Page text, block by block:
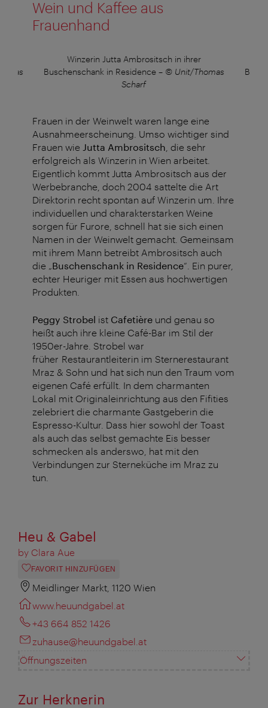
Wein und Kaffee aus
Frauenhand
Winzerin Jutta Ambrositsch in ihrer
Buschenschank in Residence– © Unit/Thomas
Scharf
Frauen in der Weinwelt waren lange eine
Ausnahmeerscheinung. Umso wichtiger sind
Frauen wie Jutta Ambrositsch , die sehr
erfolgreich als Winzerin in Wien arbeitet.
Eigentlich kommt Jutta Ambrositsch aus der
Werbebranche, doch 2004 sattelte die Art
Direktorin recht spontan auf Winzerin um. Ihre
individuellen und charakterstarken Weine
sorgen für Furore, schnell hat sie sich einen
Namen in der Weinwelt gemacht. Gemeinsam
mit ihrem Mann betreibt Ambrositsch auch
die „Buschenschank in Residence“. Ein purer,
echter Heuriger mit Essen aus hochwertigen
Produkten.
Peggy Strobel ist Cafetière und genau so
heißt auch ihre kleine Café-Bar im Stil der
1950er-Jahre. Strobel war
früher Restaurantleiterin im Sternerestaurant
Mraz & Sohn und hat sich nun den Traum vom
eigenen Café erfüllt. In dem charmanten
Lokal mit Originaleinrichtung aus den Fifities
zelebriert die charmante Gastgeberin die
Espresso-Kultur. Dass hier sowohl der Toast
als auch das selbst gemachte Eis besser
schmecken als anderswo, hat mit den
Verbindungen zur Sterneküche im Mraz zu
tun.
Heu & Gabel
by Clara Aue
FAVORIT HINZUFÜGEN
Meidlinger Markt, 1120 Wien
www.heuundgabel.at
+43 664 852 1426
zuhause@heuundgabel.at
Öffnungszeiten
Zur Herknerin